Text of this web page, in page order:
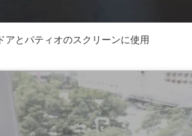
とパティオのスクリーンに使用